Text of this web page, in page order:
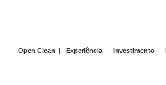
Open Clean | Experiência | Investimento |